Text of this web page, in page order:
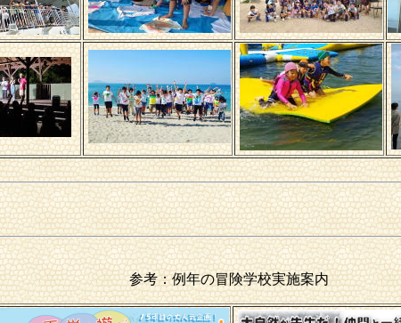
参考：例年の冒険学校実施案内